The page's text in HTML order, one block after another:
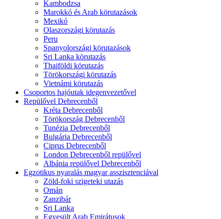
Kambodzsa
Marokkó és Arab körutazások
Mexikó
Olaszországi körutazás
Peru
Spanyolországi körutazások
Sri Lanka körutazás
Thaiföldi körutazás
Törökországi körutazás
Vietnámi körutazás
Csoportos hajóutak idegenvezetővel
Repülővel Debrecenből
Kréta Debrecenből
Törökország Debrecenből
Tunézia Debrecenből
Bulgária Debrecenből
Ciprus Debrecenből
London Debrecenből repülővel
Albánia repülővel Debrecenből
Egzotikus nyaralás magyar asszisztenciával
Zöld-foki szigeteki utazás
Omán
Zanzibár
Sri Lanka
Egyesült Arab Emirátusok